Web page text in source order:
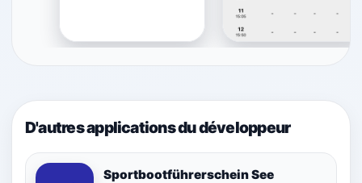
D'autres applications du développeur
Sportbootführerschein See